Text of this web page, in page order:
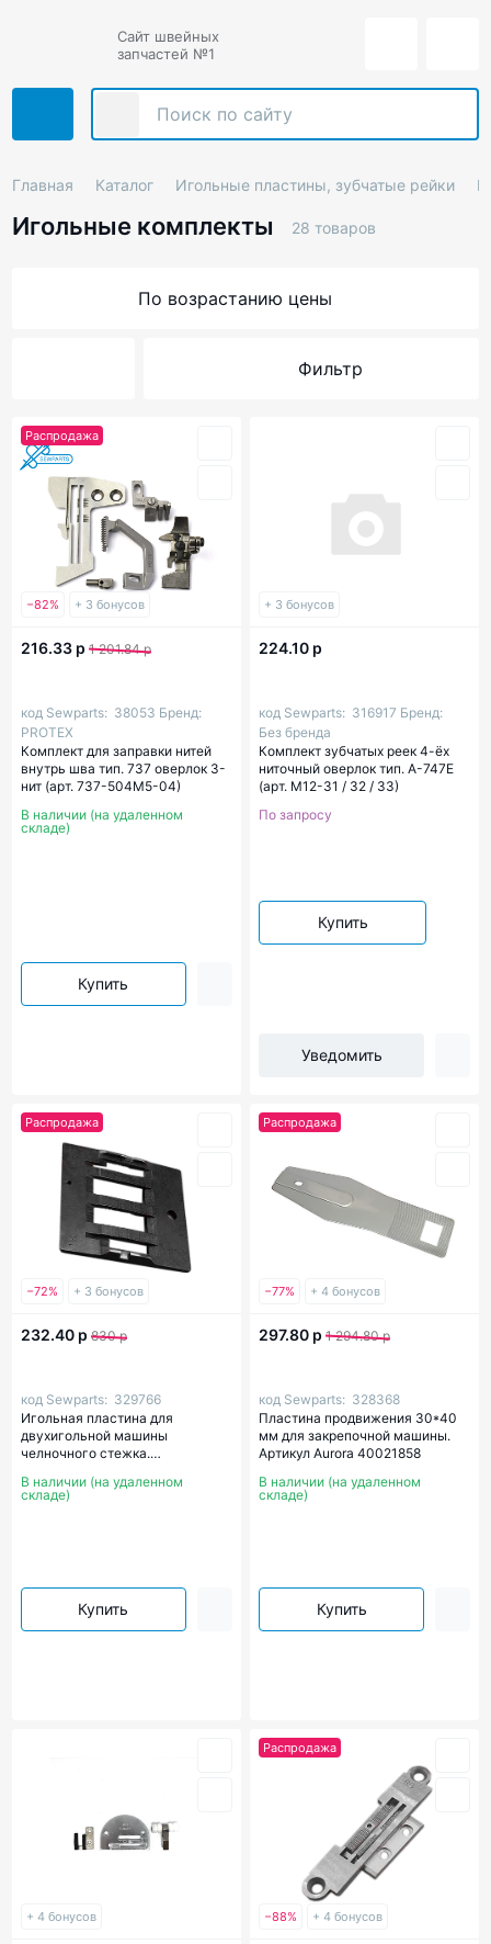
Сайт швейных
запчастей №1
Главная Каталог Игольные пластины, зубчатые рейки
Игольные комплекты 28 товаров
По возрастанию цены
Фильтр
Распродажа
−82% + 3 бонусов
216.33 р1 201.84 р
код Sewparts: 38053 Бренд:
PROTEX
Комплект для заправки нитей
внутрь шва тип. 737 оверлок 3-
нит (арт. 737-504M5-04)
В наличии (на удаленном
складе)
Купить
+ 3 бонусов
224.10 р
код Sewparts: 316917 Бренд:
Без бренда
Комплект зубчатых реек 4-ёх
ниточный оверлок тип. A-747E
(арт. M12-31 / 32 / 33)
По запросу
Купить
Уведомить
Распродажа
−72% + 3 бонусов
232.40 р830 р
код Sewparts: 329766
Игольная пластина для
двухигольной машины
челночного стежка.
мм. Артикул Sewparts-329766
В наличии (на удаленном
складе)
Купить
Распродажа
−77% + 4 бонусов
297.80 р1 294.80 р
код Sewparts: 328368
Пластина продвижения 30*40
мм для закрепочной машины.
Артикул Aurora 40021858
В наличии (на удаленном
складе)
Купить
+ 4 бонусов
Распродажа
−88% + 4 бонусов